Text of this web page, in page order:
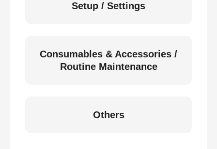
Setup / Settings
Consumables & Accessories /
Routine Maintenance
Others